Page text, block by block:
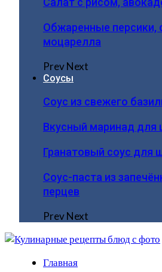
Обжаренные персики,
моцарелла
PrevNext
Соусы
Соус из свежего
Вкусный маринад
Гранатовый соус для
Соус-паста из
перцев
PrevNext
Главная